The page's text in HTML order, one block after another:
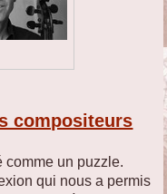
compositeurs
comme un puzzle.
qui nous a permis